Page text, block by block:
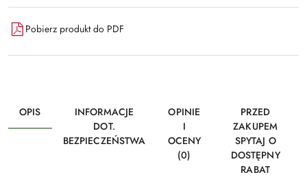
Pobierz produkt do PDF
OPIS
INFORMACJE
DOT.
BEZPIECZEŃSTWA
OPINIE
I
OCENY
(0)
PRZED
ZAKUPEM
SPYTAJ O
DOSTĘPNY
RABAT